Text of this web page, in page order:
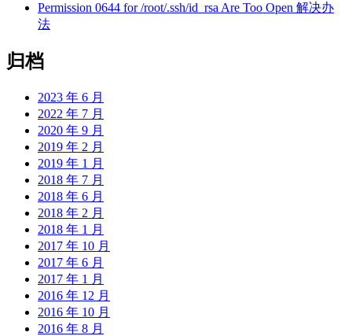
Permission 0644 for /root/.ssh/id_rsa Are Too Open 解决办
法
归档
2023 年 6 月
2022 年 7 月
2020 年 9 月
2019 年 2 月
2019 年 1 月
2018 年 7 月
2018 年 6 月
2018 年 2 月
2018 年 1 月
2017 年 10 月
2017 年 6 月
2017 年 1 月
2016 年 12 月
2016 年 10 月
2016 年 8 月